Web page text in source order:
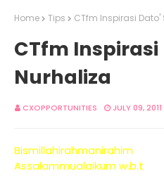
Home Tips CTfm Inspirasi Dato'
CTfm Inspirasi
Nurhaliza
CXOPPORTUNITIES JULY 09, 2011
Bismillahirahmanirahim
Assalammualaikum w.b.t